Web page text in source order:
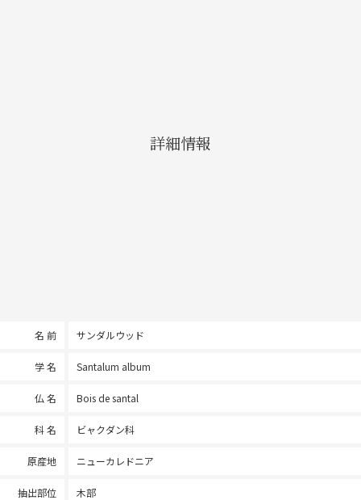
詳細情報
名 前 サンダルウッド
学 名 Santalum album
仏 名 Bois de santal
科 名 ビャクダン科
原産地 ニューカレドニア
抽出部位 木部